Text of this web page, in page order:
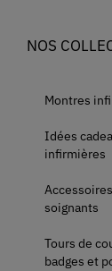
NOS
Montres
Idées
infirmières
soignants
Tours de
badges et